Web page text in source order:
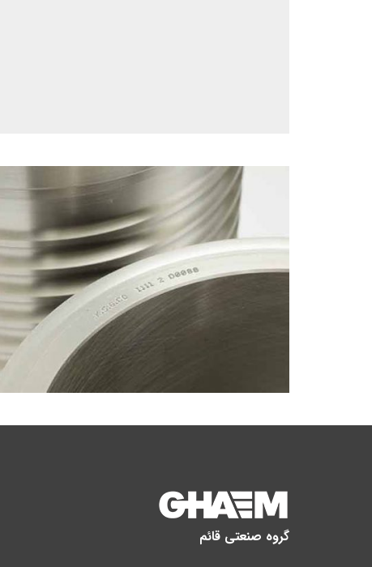
گروه صنعتی قائم